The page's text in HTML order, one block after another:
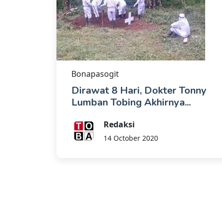
Bonapasogit
Dirawat 8 Hari, Dokter Tonny
Lumban Tobing Akhirnya...
Redaksi
14 October 2020